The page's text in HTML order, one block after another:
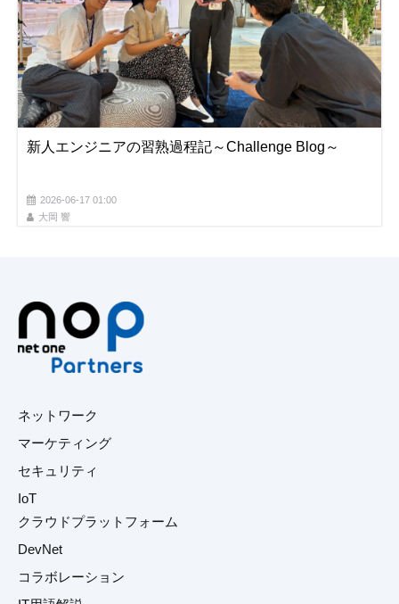
新人エンジニアの習熟過程記～Challenge Blog～
2026-06-17 01:00
大岡 響
ネットワーク
マーケティング
セキュリティ
IoT
クラウドプラットフォーム
DevNet
コラボレーション